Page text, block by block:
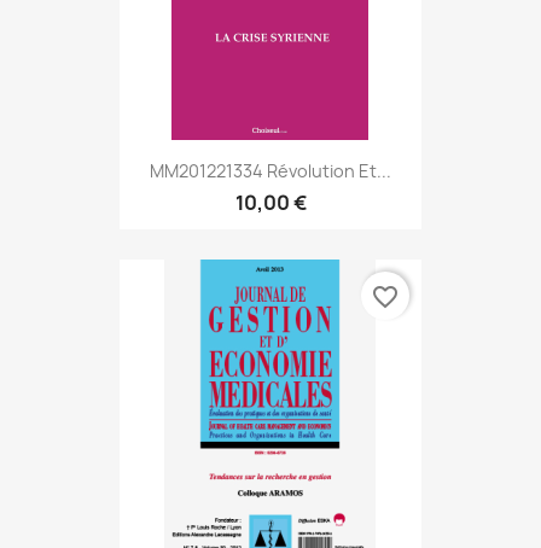
MM201221334 Révolution Et...
10,00 €
favorite_border